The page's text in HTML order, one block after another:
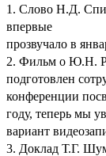
1. Слово Н.Д.
впервые
прозвучало в
2. Фильм о Ю.Н.
подготовлен
конференции
году, теперь мы
вариант
3. Доклад Т.Г.